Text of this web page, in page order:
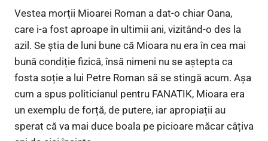
Vestea morții Mioarei Roman a dat-o chiar Oana,
care i-a fost aproape în ultimii ani, vizitând-o des la
azil. Se știa de luni bune că Mioara nu era în cea mai
bună condiție fizică, însă nimeni nu se aștepta ca
fosta soție a lui Petre Roman să se stingă acum. Așa
cum a spus politicianul pentru FANATIK, Mioara era
un exemplu de forță, de putere, iar apropiații au
sperat că va mai duce boala pe picioare măcar câțiva